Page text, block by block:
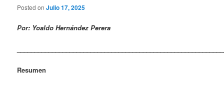
Posted onJulio 17, 2025
Por: Yoaldo Hernández Perera
Resumen